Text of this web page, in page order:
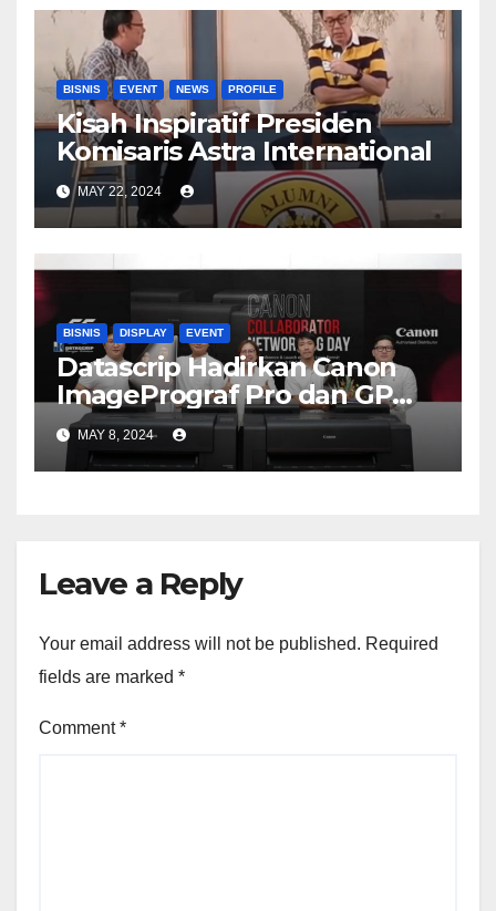
BISNIS EVENT NEWS PROFILE
Kisah Inspiratif Presiden
Komisaris Astra International
MAY 22, 2024
BISNIS DISPLAY EVENT
Datascrip Hadirkan Canon
ImagePrograf Pro dan GP
Series
MAY 8, 2024
Leave a Reply
Your email address will not be published. Required
fields are marked *
Comment*